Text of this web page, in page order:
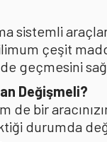
sistemli
çeşit
geçmesini
Değişmeli?
de bir
durumda